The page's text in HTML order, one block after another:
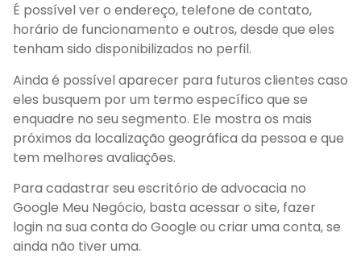
É possível ver o endereço, telefone de contato,
horário de funcionamento e outros, desde que eles
tenham sido disponibilizados no perfil.
Ainda é possível aparecer para futuros clientes caso
eles busquem por um termo específico que se
enquadre no seu segmento. Ele mostra os mais
próximos da localização geográfica da pessoa e que
tem melhores avaliações.
Para cadastrar seu escritório de advocacia no
Google Meu Negócio, basta acessar o site, fazer
login na sua conta do Google ou criar uma conta, se
ainda não tiver uma.